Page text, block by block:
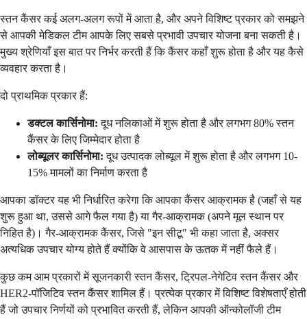
स्तन कैंसर कई अलग-अलग रूपों में आता है, और अपने विशिष्ट प्रकार को समझने
से आपकी मेडिकल टीम आपके लिए सबसे प्रभावी उपचार योजना बना सकती है।
मुख्य श्रेणियाँ इस बात पर निर्भर करती हैं कि कैंसर कहाँ शुरू होता है और यह कैसे
व्यवहार करता है।
दो प्राथमिक प्रकार हैं:
डक्टल कार्सिनोमा: दूध नलिकाओं में शुरू होता है और लगभग 80% स्तन
कैंसर के लिए जिम्मेदार होता है
लोब्यूलर कार्सिनोमा: दूध उत्पादक लोब्यूल में शुरू होता है और लगभग 10-
15% मामलों का निर्माण करता है
आपका डॉक्टर यह भी निर्धारित करेगा कि आपका कैंसर आक्रामक है (जहाँ से यह
शुरू हुआ था, उससे आगे फैल गया है) या गैर-आक्रामक (अपने मूल स्थान पर
निहित है)। गैर-आक्रामक कैंसर, जिसे "इन सीटू" भी कहा जाता है, अक्सर
अत्यधिक उपचार योग्य होते हैं क्योंकि वे आसपास के ऊतक में नहीं फैले हैं।
कुछ कम आम प्रकारों में सूजनकारी स्तन कैंसर, ट्रिपल-नेगेटिव स्तन कैंसर और
HER2-पॉजिटिव स्तन कैंसर शामिल हैं। प्रत्येक प्रकार में विशिष्ट विशेषताएँ होती
हैं जो उपचार निर्णयों को प्रभावित करती हैं, लेकिन आपकी ऑन्कोलॉजी टीम